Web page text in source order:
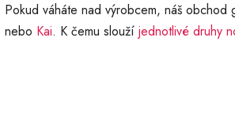
Pokud váháte nad výrobcem, náš
nebo Kai. K čemu slouží jednotlivé druhy